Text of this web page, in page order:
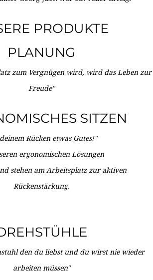
PRODUKTE
PLANUNG
zum Vergnügen wird, wird das Leben zur
Freude"
SITZEN
Rücken etwas Gutes!"
ergonomischen Lösungen
stehen am Arbeitsplatz zur aktiven
Rückenstärkung.
den du liebst und du wirst nie wieder
arbeiten müssen"